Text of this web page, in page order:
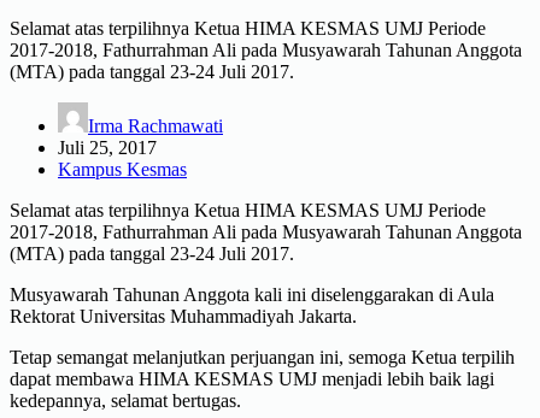
Selamat atas terpilihnya Ketua HIMA KESMAS UMJ Periode
2017-2018, Fathurrahman Ali pada Musyawarah Tahunan Anggota
(MTA) pada tanggal 23-24 Juli 2017.
Irma Rachmawati
Juli 25, 2017
Kampus Kesmas
Selamat atas terpilihnya Ketua HIMA KESMAS UMJ Periode
2017-2018, Fathurrahman Ali pada Musyawarah Tahunan Anggota
(MTA) pada tanggal 23-24 Juli 2017.
Musyawarah Tahunan Anggota kali ini diselenggarakan di Aula
Rektorat Universitas Muhammadiyah Jakarta.
Tetap semangat melanjutkan perjuangan ini, semoga Ketua terpilih
dapat membawa HIMA KESMAS UMJ menjadi lebih baik lagi
kedepannya, selamat bertugas.